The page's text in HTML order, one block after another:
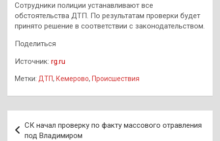
Сотрудники полиции устанавливают все
обстоятельства ДТП. По результатам проверки будет
принято решение в соответствии с законодательством.
Поделиться
Источник: rg.ru
Метки: ДТП, Кемерово, Происшествия
по
СК начал проверку по факту массового отравления
под Владимиром